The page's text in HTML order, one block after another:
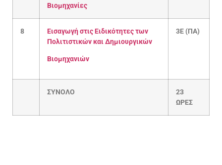
Βιομηχανίες
8
Εισαγωγή στις Ειδικότητες των
Πολιτιστικών και Δημιουργικών
Βιομηχανιών
3Ε (ΠΑ)
ΣΥΝΟΛΟ
23
ΩΡΕΣ